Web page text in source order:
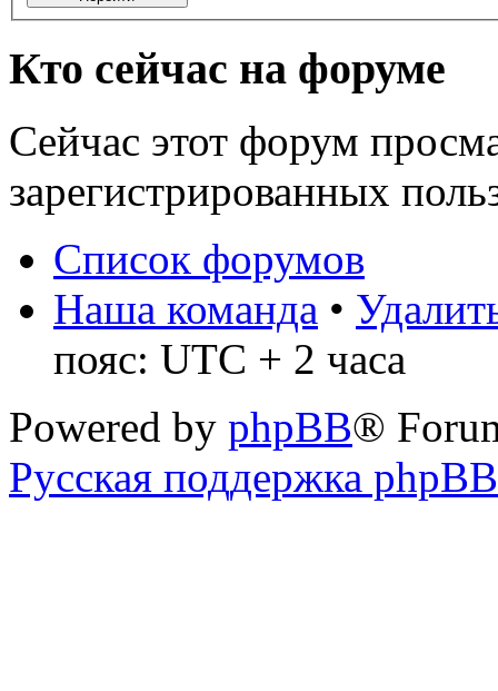
Кто сейчас на форуме
Сейчас этот форум
зарегистрированных
Список форумов
Наша команда •
пояс: UTC + 2 часа
Powered by phpBB®
Русская поддержка phpBB